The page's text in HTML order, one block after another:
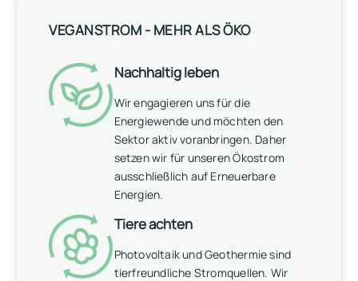
VEGANSTROM - MEHR ALS ÖKO
Nachhaltig leben
Wir engagieren uns für die
Energiewende und möchten den
Sektor aktiv voranbringen. Daher
setzen wir für unseren Ökostrom
ausschließlich auf Erneuerbare
Energien.
Tiere achten
Photovoltaik und Geothermie sind
tierfreundliche Stromquellen. Wir